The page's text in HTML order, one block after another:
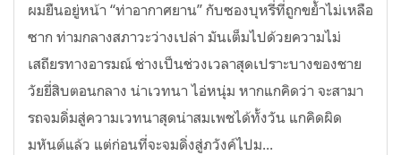
ผมยืนอยู่หน้า “ท่าอากาศยาน” กับซองบุหรี่ที่ถูกขย้ำไม่เหลือ
ซาก ท่ามกลางสภาวะว่างเปล่า มันเต็มไปด้วยความไม่
เสถียรทางอารมณ์ ช่างเป็นช่วงเวลาสุดเปราะบางของชาย
วัยยี่สิบตอนกลาง น่าเวทนา ไอ่หนุ่ม หากแกคิดว่า จะสามา
รถจมดิ่มสู่ความเวทนาสุดน่าสมเพชได้ทั้งวัน แกคิดผิด
มหันต์แล้ว แต่ก่อนที่จะจมดิ่งสู่ภวังค์ไปม...